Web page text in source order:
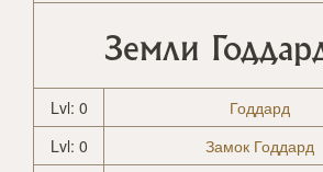
Земли
Lvl: 0
Годдард
Lvl: 0
Замок Годдард